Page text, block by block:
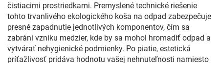
čistiacimi prostriedkami. Premyslené technické riešenie
tohto trvanlivého ekologického koša na odpad zabezpečuje
presné zapadnutie jednotlivých komponentov, čím sa
zabráni vzniku medzier, kde by sa mohol hromadiť odpad a
vytvárať nehygienické podmienky. Po piatie, estetická
príťažlivosť pridáva hodnotu vašej nehnuteľnosti namiesto